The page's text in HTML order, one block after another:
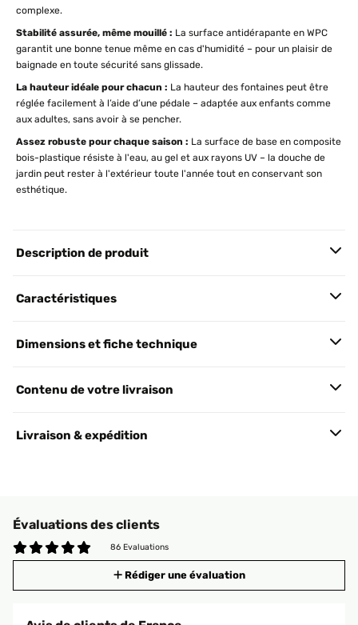
complexe.
Stabilité assurée, même mouillé : La surface antidérapante en WPC
garantit une bonne tenue même en cas d'humidité – pour un plaisir de
baignade en toute sécurité sans glissade.
La hauteur idéale pour chacun : La hauteur des fontaines peut être
réglée facilement à l’aide d’une pédale – adaptée aux enfants comme
aux adultes, sans avoir à se pencher.
Assez robuste pour chaque saison : La surface de base en composite
bois-plastique résiste à l'eau, au gel et aux rayons UV – la douche de
jardin peut rester à l'extérieur toute l'année tout en conservant son
esthétique.
Description de produit
Caractéristiques
Dimensions et fiche technique
Contenu de votre livraison
Livraison & expédition
Évaluations des clients
86 Evaluations
Rédiger une évaluation